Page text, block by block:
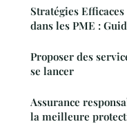
Stratégies
dans les PME :
Proposer des
se lancer
Assurance
la meilleure